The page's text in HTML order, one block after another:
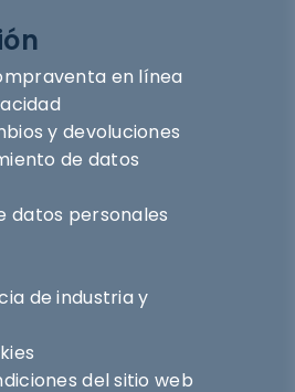
en línea
y devoluciones
de datos
datos personales
de industria y
del sitio web